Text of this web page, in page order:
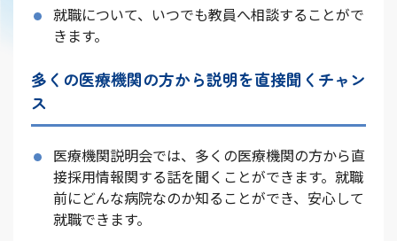
就職について、いつでも教員へ相談することがで
きます。
多くの医療機関の方から説明を直接聞くチャン
ス
医療機関説明会では、多くの医療機関の方から直
接採用情報関する話を聞くことができます。就職
前にどんな病院なのか知ることができ、安心して
就職できます。